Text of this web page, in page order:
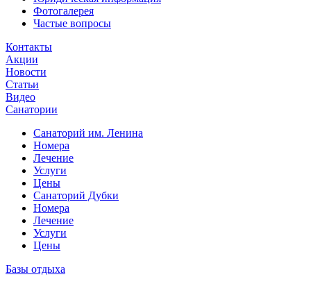
Фотогалерея
Частые вопросы
Контакты
Акции
Новости
Статьи
Видео
Санатории
Санаторий им. Ленина
Номера
Лечение
Услуги
Цены
Санаторий Дубки
Номера
Лечение
Услуги
Цены
Базы отдыха